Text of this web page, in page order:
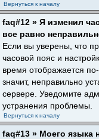
Вернуться к началу
faq#12 » Я изменил
все равно
Если вы уверены, что
часовой пояс и
время отображается
значит, неправильно
сервере. Уведомите
устранения проблемы.
Вернуться к началу
faq#13 » Моего языка